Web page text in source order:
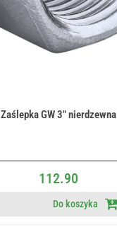
Zaślepka GW 3" nierdzewna
112.90
Do koszyka